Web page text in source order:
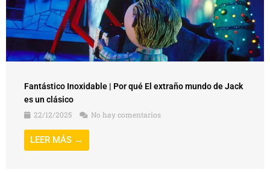
Fantástico Inoxidable | Por qué El extraño mundo de Jack
es un clásico
22/12/2025
No hay comentarios
LEER MÁS →